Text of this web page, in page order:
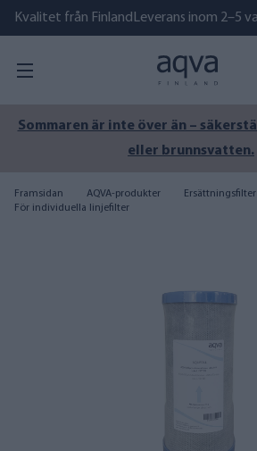
Kvalitet från Finland Leverans inom 2–5
Sommaren är inte över än –
eller brunnsvatten.
Framsidan AQVA-produkter
Ersättningsfilter
För individuella linjefilter